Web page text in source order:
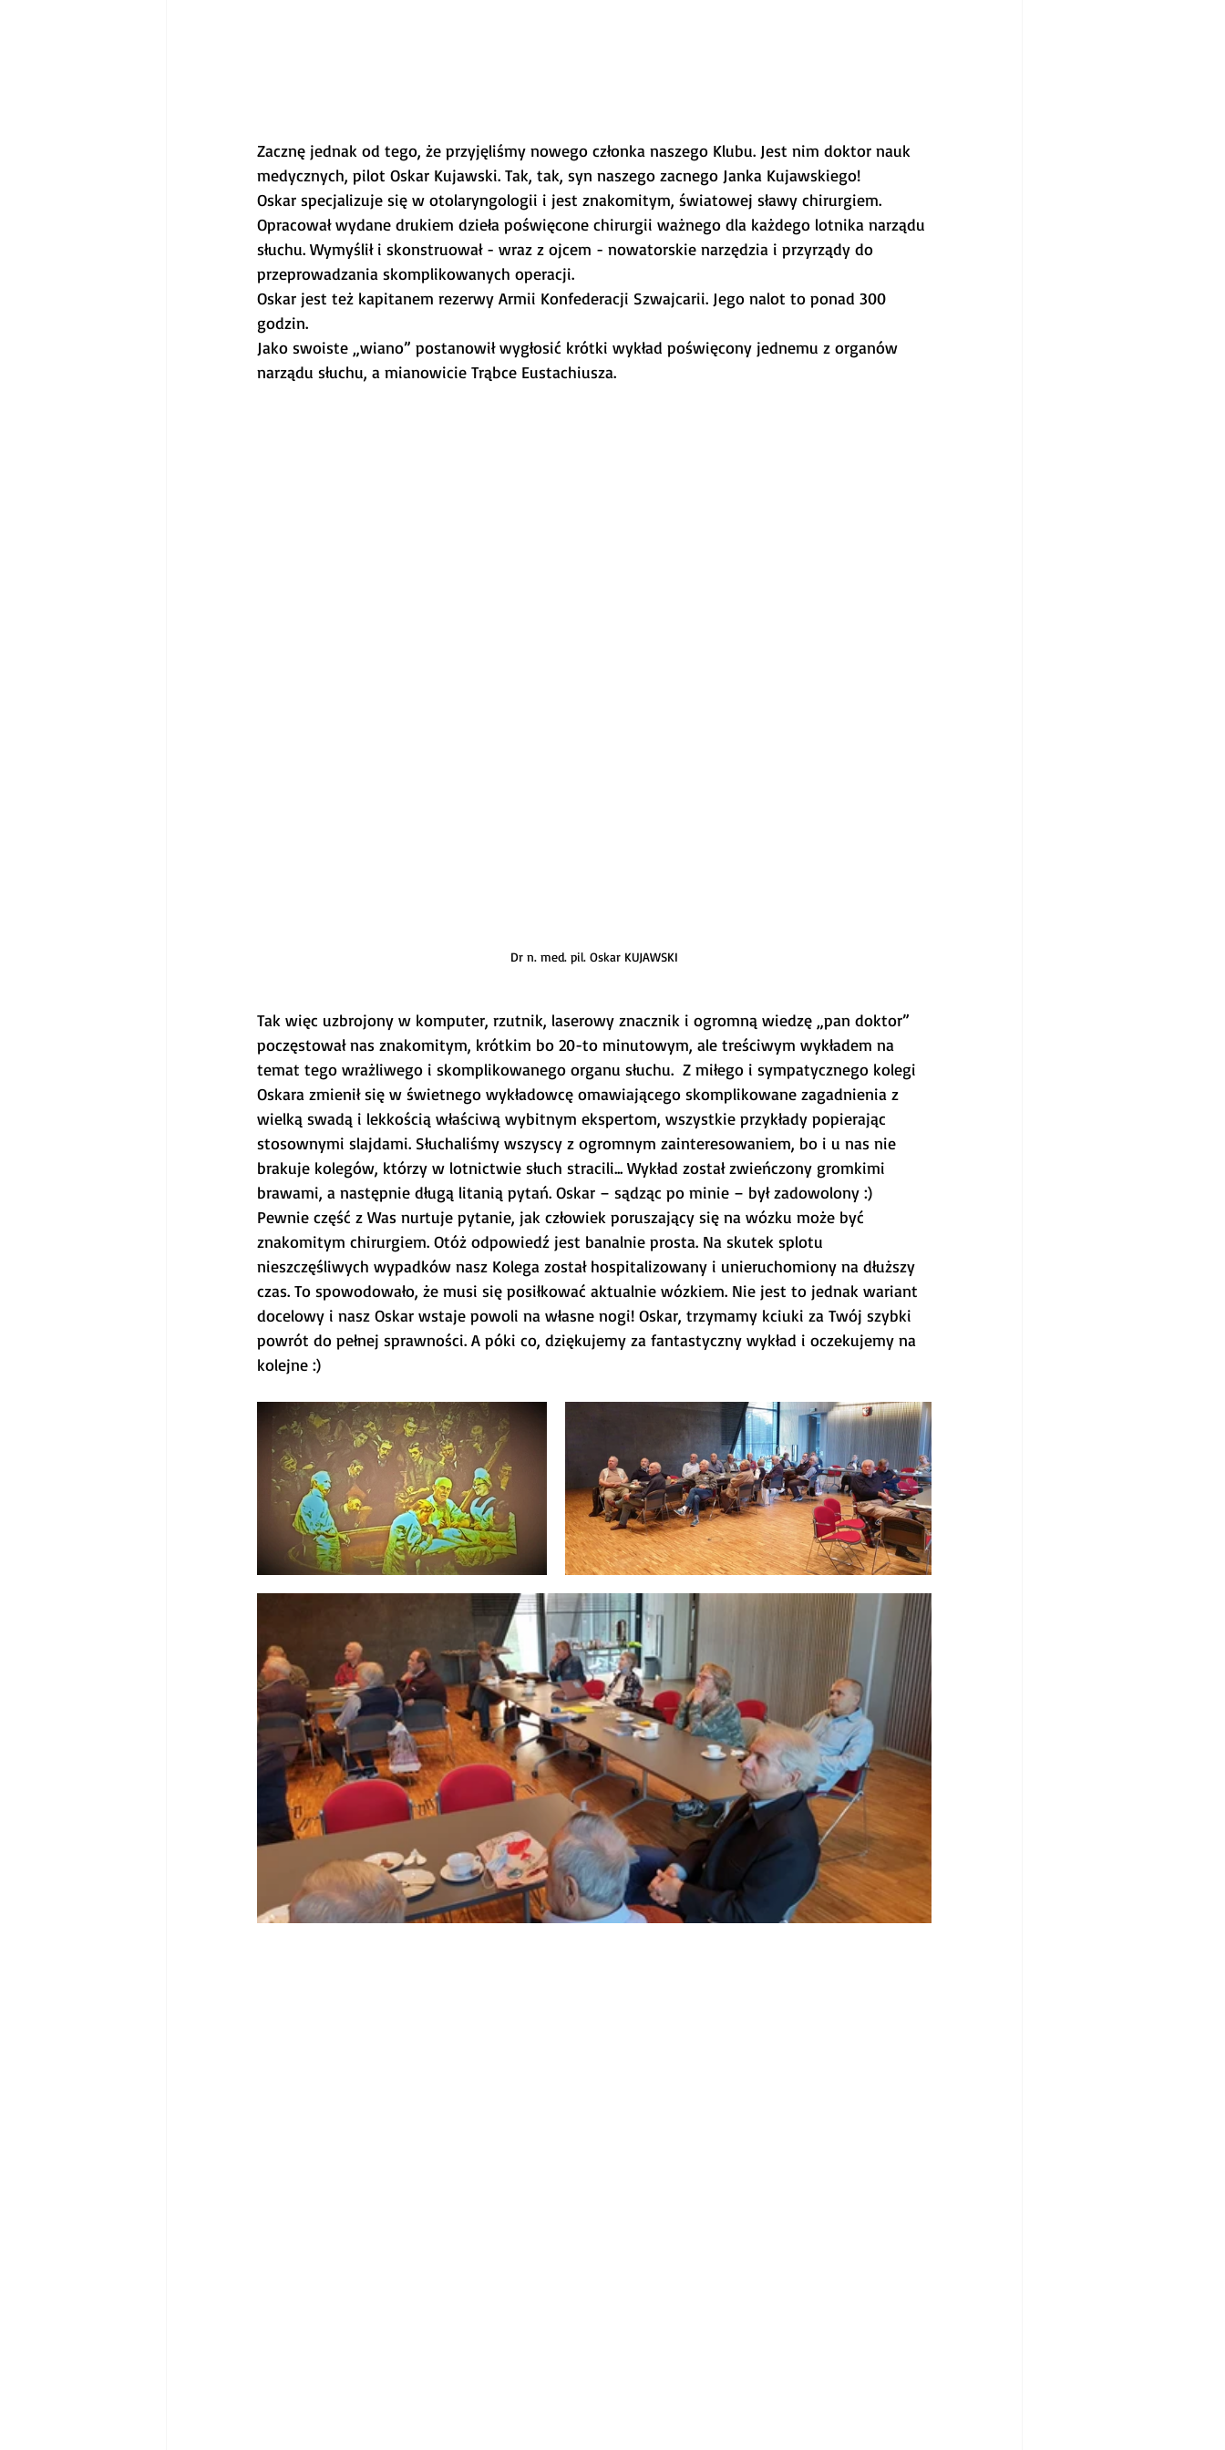
Zacznę jednak od tego, że przyjęliśmy nowego członka naszego Klubu. Jest nim doktor nauk
medycznych, pilot Oskar Kujawski. Tak, tak, syn naszego zacnego Janka Kujawskiego!
Oskar specjalizuje się w otolaryngologii i jest znakomitym, światowej sławy chirurgiem.
Opracował wydane drukiem dzieła poświęcone chirurgii ważnego dla każdego lotnika narządu
słuchu. Wymyślił i skonstruował - wraz z ojcem - nowatorskie narzędzia i przyrządy do
przeprowadzania skomplikowanych operacji.
Oskar jest też kapitanem rezerwy Armii Konfederacji Szwajcarii. Jego nalot to ponad 300
godzin.
Jako swoiste „wiano” postanowił wygłosić krótki wykład poświęcony jednemu z organów
narządu słuchu, a mianowicie Trąbce Eustachiusza.
Dr n. med. pil. Oskar KUJAWSKI
Tak więc uzbrojony w komputer, rzutnik, laserowy znacznik i ogromną wiedzę „pan doktor”
poczęstował nas znakomitym, krótkim bo 20-to minutowym, ale treściwym wykładem na
temat tego wrażliwego i skomplikowanego organu słuchu.  Z miłego i sympatycznego kolegi
Oskara zmienił się w świetnego wykładowcę omawiającego skomplikowane zagadnienia z
wielką swadą i lekkością właściwą wybitnym ekspertom, wszystkie przykłady popierając
stosownymi slajdami. Słuchaliśmy wszyscy z ogromnym zainteresowaniem, bo i u nas nie
brakuje kolegów, którzy w lotnictwie słuch stracili... Wykład został zwieńczony gromkimi
brawami, a następnie długą litanią pytań. Oskar – sądząc po minie – był zadowolony :)
Pewnie część z Was nurtuje pytanie, jak człowiek poruszający się na wózku może być
znakomitym chirurgiem. Otóż odpowiedź jest banalnie prosta. Na skutek splotu
nieszczęśliwych wypadków nasz Kolega został hospitalizowany i unieruchomiony na dłuższy
czas. To spowodowało, że musi się posiłkować aktualnie wózkiem. Nie jest to jednak wariant
docelowy i nasz Oskar wstaje powoli na własne nogi! Oskar, trzymamy kciuki za Twój szybki
powrót do pełnej sprawności. A póki co, dziękujemy za fantastyczny wykład i oczekujemy na
kolejne :)